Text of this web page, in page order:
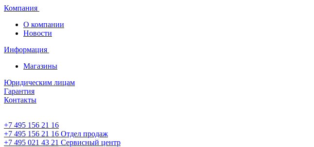
Компания
О компании
Новости
Информация
Магазины
Юридическим лицам
Гарантия
Контакты
+7 495 156 21 16
+7 495 156 21 16 Отдел продаж
+7 495 021 43 21 Cервисный центр